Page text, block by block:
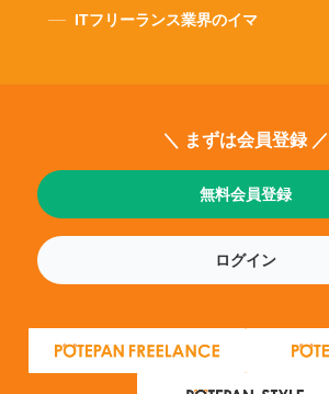
ITフリーランス業界のイマ
＼ まずは会員登録 ／
無料会員登録
ログイン